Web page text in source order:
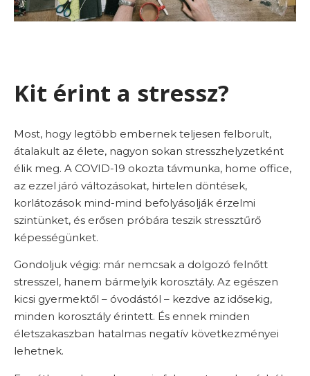
Kit érint a stressz?
Most, hogy legtöbb embernek teljesen felborult,
átalakult az élete, nagyon sokan stresszhelyzetként
élik meg. A COVID-19 okozta távmunka, home office,
az ezzel járó változásokat, hirtelen döntések,
korlátozások mind-mind befolyásolják érzelmi
szintünket, és erősen próbára teszik stressztűrő
képességünket.
Gondoljuk végig: már nemcsak a dolgozó felnőtt
stresszel, hanem bármelyik korosztály. Az egészen
kicsi gyermektől – óvodástól – kezdve az idősekig,
minden korosztály érintett. És ennek minden
életszakaszban hatalmas negatív következményei
lehetnek.